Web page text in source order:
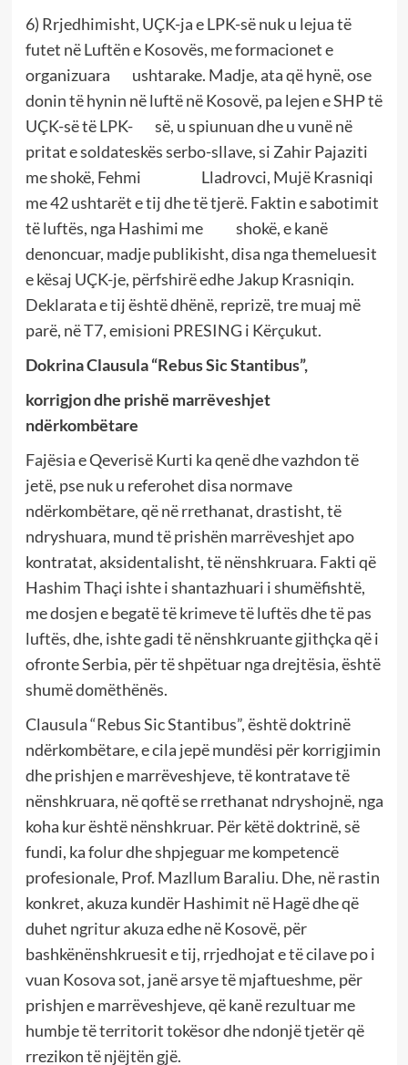
6) Rrjedhimisht, UÇK-ja e LPK-së nuk u lejua të
futet në Luftën e Kosovës, me formacionet e
organizuara ushtarake. Madje, ata që hynë, ose
donin të hynin në luftë në Kosovë, pa lejen e SHP të
UÇK-së të LPK- së, u spiunuan dhe u vunë në
pritat e soldateskës serbo-sllave, si Zahir Pajaziti
me shokë, Fehmi Lladrovci, Mujë Krasniqi
me 42 ushtarët e tij dhe të tjerë. Faktin e sabotimit
të luftës, nga Hashimi me shokë, e kanë
denoncuar, madje publikisht, disa nga themeluesit
e kësaj UÇK-je, përfshirë edhe Jakup Krasniqin.
Deklarata e tij është dhënë, reprizë, tre muaj më
parë, në T7, emisioni PRESING i Kërçukut.
Dokrina Clausula “Rebus Sic Stantibus”,
korrigjon dhe prishë marrëveshjet
ndërkombëtare
Fajësia e Qeverisë Kurti ka qenë dhe vazhdon të
jetë, pse nuk u referohet disa normave
ndërkombëtare, që në rrethanat, drastisht, të
ndryshuara, mund të prishën marrëveshjet apo
kontratat, aksidentalisht, të nënshkruara. Fakti që
Hashim Thaçi ishte i shantazhuari i shumëfishtë,
me dosjen e begatë të krimeve të luftës dhe të pas
luftës, dhe, ishte gadi të nënshkruante gjithçka që i
ofronte Serbia, për të shpëtuar nga drejtësia, është
shumë domëthënës.
Clausula “Rebus Sic Stantibus”, është doktrinë
ndërkombëtare, e cila jepë mundësi për korrigjimin
dhe prishjen e marrëveshjeve, të kontratave të
nënshkruara, në qoftë se rrethanat ndryshojnë, nga
koha kur është nënshkruar. Për këtë doktrinë, së
fundi, ka folur dhe shpjeguar me kompetencë
profesionale, Prof. Mazllum Baraliu. Dhe, në rastin
konkret, akuza kundër Hashimit në Hagë dhe që
duhet ngritur akuza edhe në Kosovë, për
bashkënënshkruesit e tij, rrjedhojat e të cilave po i
vuan Kosova sot, janë arsye të mjaftueshme, për
prishjen e marrëveshjeve, që kanë rezultuar me
humbje të territorit tokësor dhe ndonjë tjetër që
rrezikon të njëjtën gjë.